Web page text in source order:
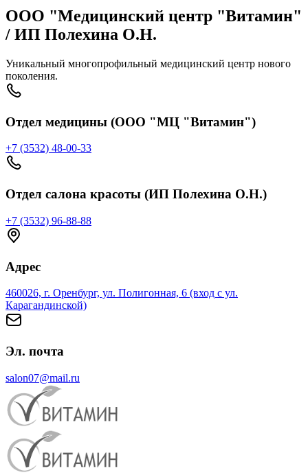
ООО "Медицинский центр "Витамин"
/ ИП Полехина О.Н.
Уникальный многопрофильный медицинский центр нового
поколения.
Отдел медицины (ООО "МЦ "Витамин")
+7 (3532) 48-00-33
Отдел салона красоты (ИП Полехина О.Н.)
+7 (3532) 96-88-88
Адрес
460026, г. Оренбург, ул. Полигонная, 6 (вход с ул.
Карагандинской)
Эл. почта
salon07@mail.ru